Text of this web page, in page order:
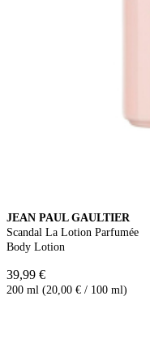
JEAN PAUL GAULTIER
Scandal La Lotion Parfumée
Body Lotion
39,99 €
200 ml (20,00 € / 100 ml)